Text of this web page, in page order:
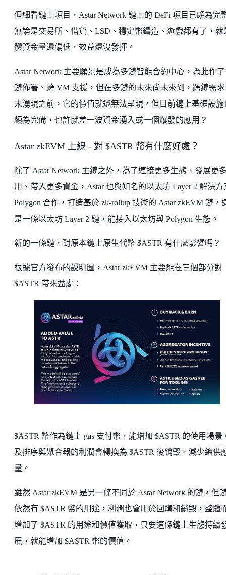
但細看鏈上項目，Astar Network 鏈上的 DeFi 項目已頗為完
無論是交易所、借貸、LSD、穩定幣鑄造、遊戲都有了，就
體資金量還偏低，效益還沒發揮。
Astar Network 主要願景是成為多鏈智能合約中心，為此作
鏈佈署、跨 VM 支援，但在多鏈的未來尚未來到，跨鏈需
未湧現之前，它的價值就還無法呈現，但目前鏈上基礎設施
頗為完備，也許就差一波資金湧入或一個爆發的應用？
Astar zkEVM 上線 - 對 $ASTR 幣有什麼好處？
除了 Astar Network 主鏈之外，為了連接更多生態、發展更
用、帶入更多資金，Astar 也與知名的以太坊 Layer 2 解決方
Polygon 合作，打造基於 zk-rollup 技術的 Astar zkEVM 鏈，
是一條以太坊 Layer 2 鏈，能接入以太坊與 Polygon 生態。
新的一條鏈，對原本鏈上原生代幣 $ASTR 有什麼影響嗎？
根據官方發布的說明圖，Astar zkEVM 主要能在三個部分對
$ASTR 帶來益處：
$ASTR 幣作為鏈上 gas 支付幣，能增加 $ASTR 的使用場景
及排序與聚合器的利潤會轉換為 $ASTR 後銷毀，減少總供
量。
雖然 Astar zkEVM 是另一條不同於 Astar Network 的鏈，但
依然有 $ASTR 幣的用途，利潤也會用於回購和銷毀，整體
增加了 $ASTR 的用途和價值獲取，只要這條鏈上生態持續
展，就能增加 $ASTR 幣的價值。